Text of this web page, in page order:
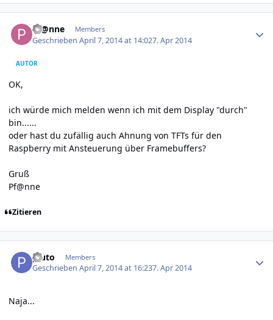
Pf@nne Members
GeschriebenApril 7, 2014 at 14:027. Apr 2014
AUTOR
OK,
ich würde mich melden wenn ich mit dem Display "durch"
bin......
oder hast du zufällig auch Ahnung von TFTs für den
Raspberry mit Ansteuerung über Framebuffers?
Gruß
Pf@nne
Zitieren
pluto Members
GeschriebenApril 7, 2014 at 16:237. Apr 2014
Naja...